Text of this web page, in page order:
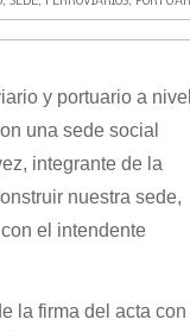
y portuario a nivel
una sede social
integrante de la
nuestra sede,
el intendente
la firma del acta con